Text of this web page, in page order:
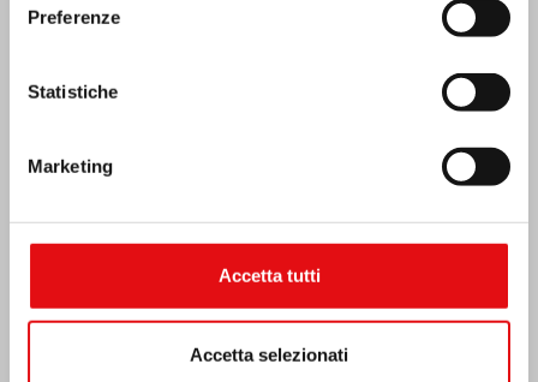
Preferenze
Statistiche
Marketing
Accetta tutti
Accetta selezionati
“Lumen Carmeli”